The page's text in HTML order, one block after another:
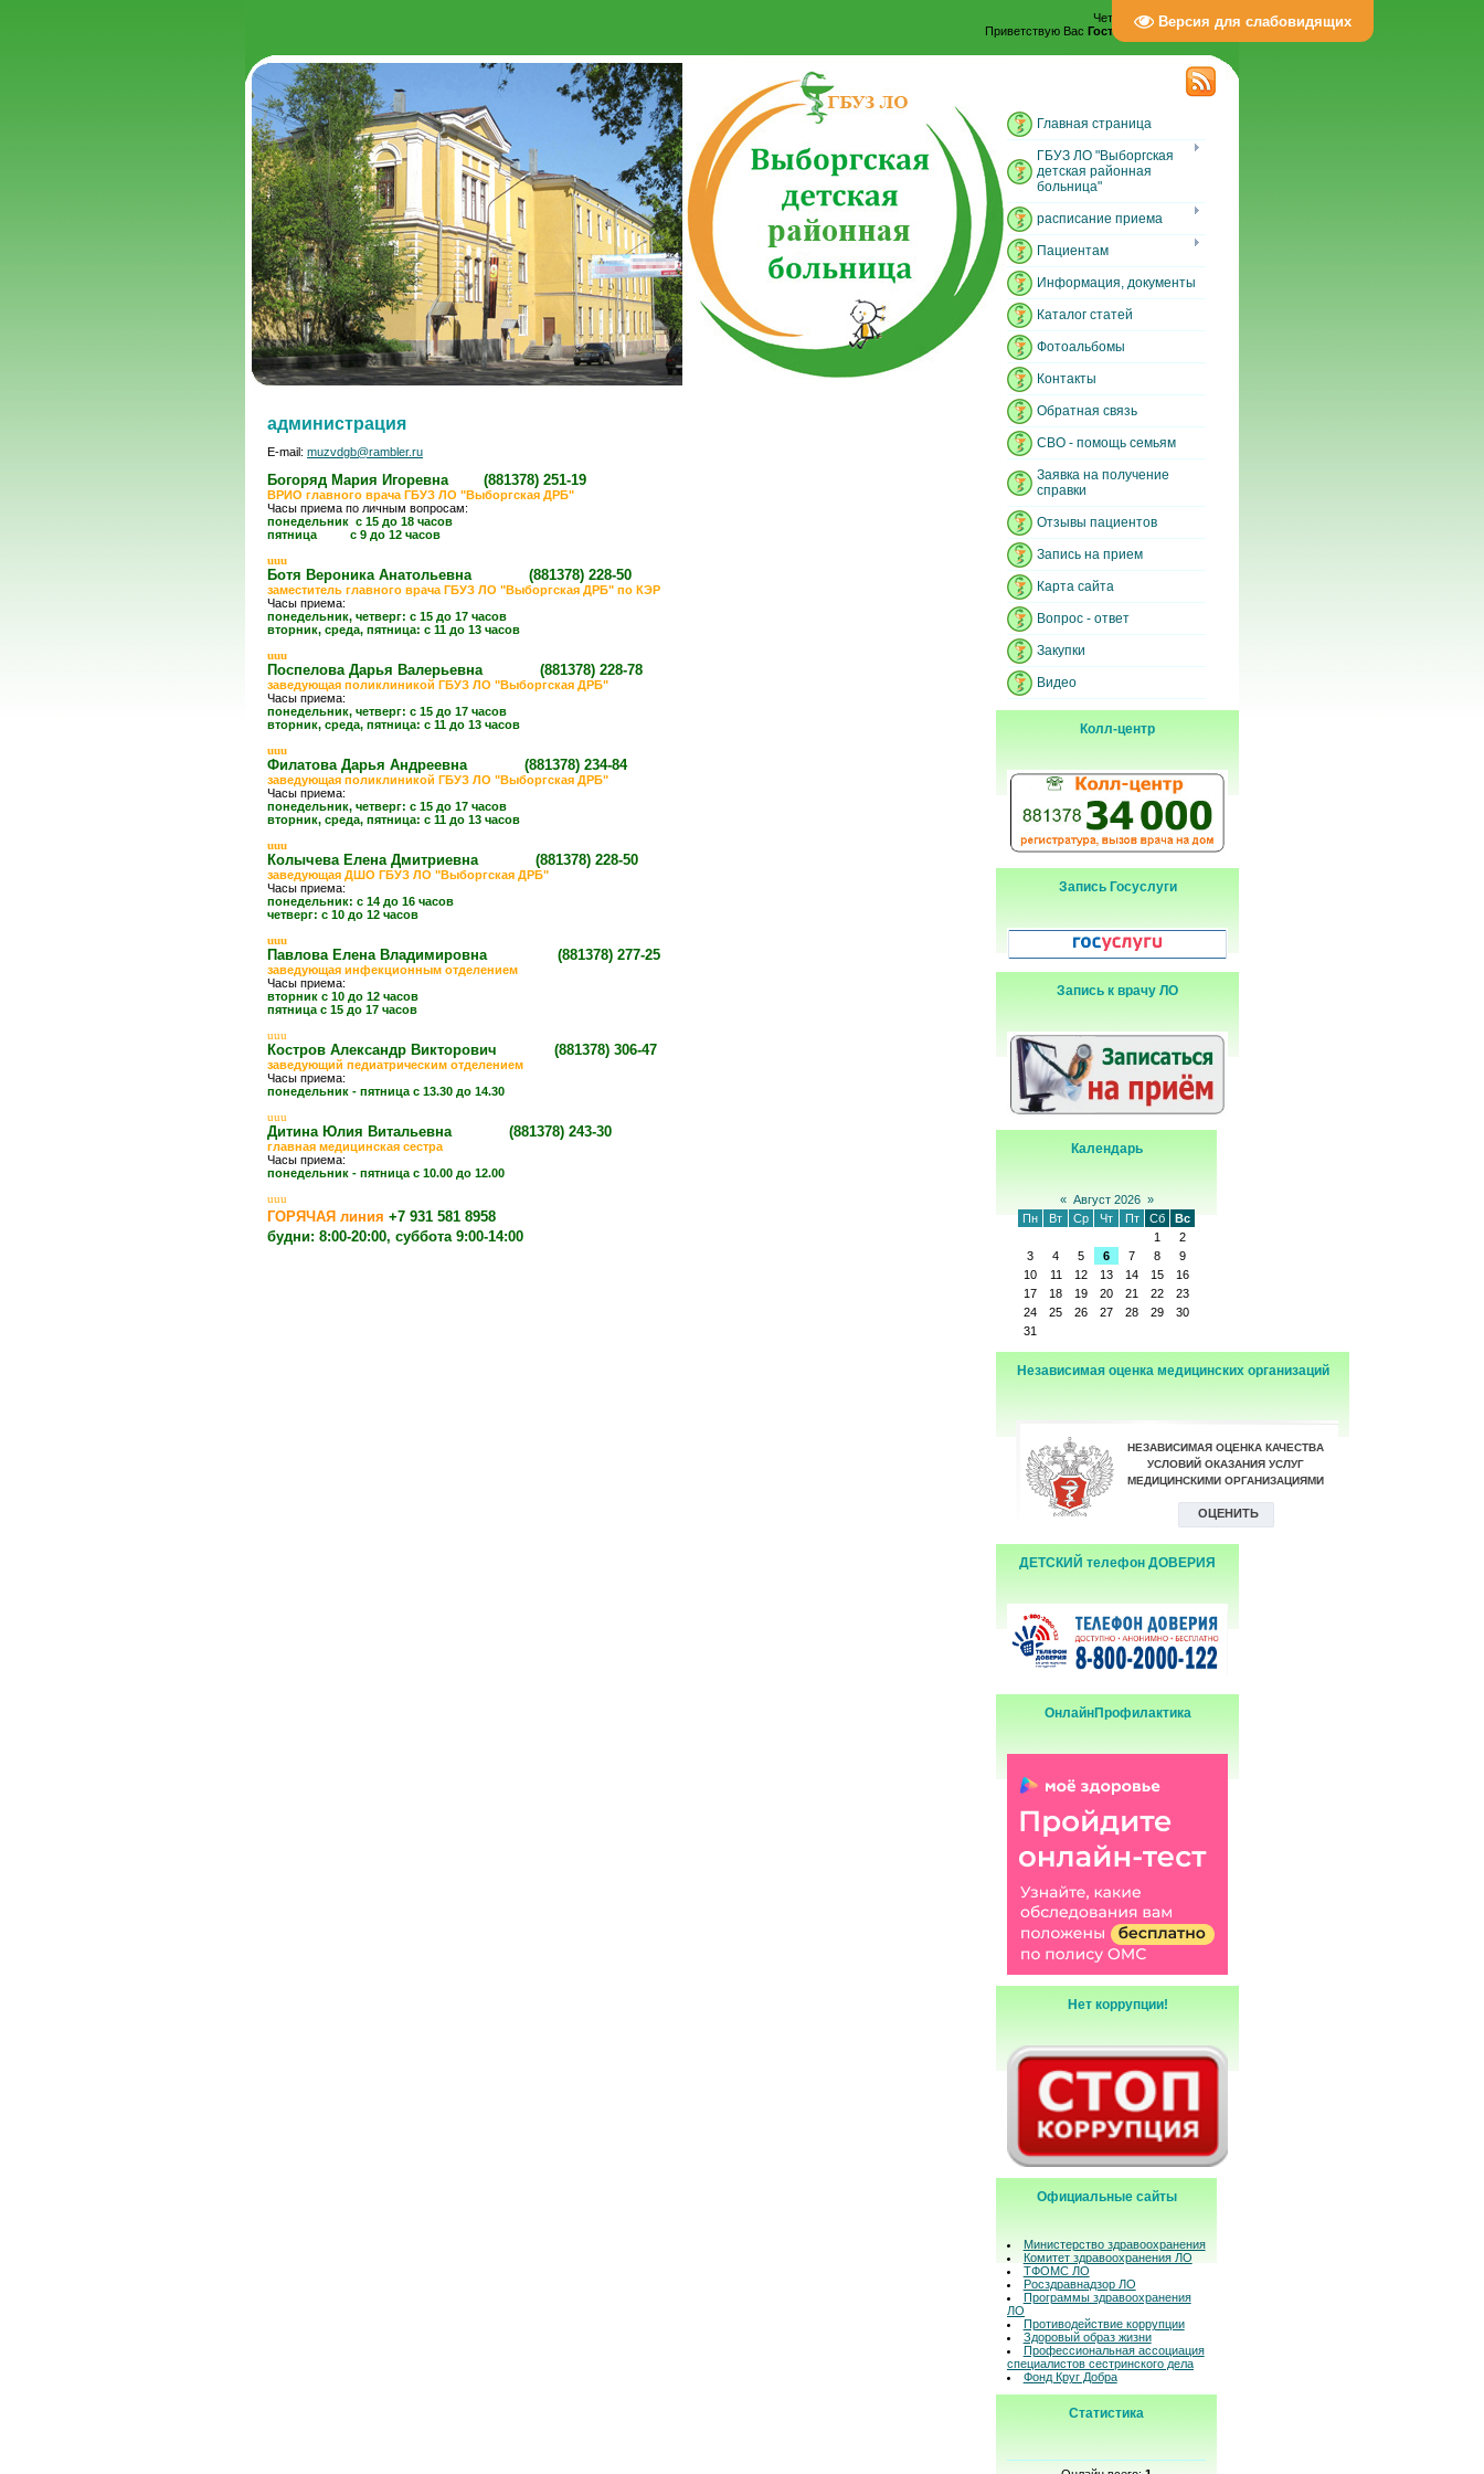
Версия для слабовидящих
Четверг, 06.08.2026, 06:50
Приветствую Вас Гость Регистрация| Вход
администрация
E-mail: muzvdgb@rambler.ru
Богоряд Мария Игоревна (881378) 251-19
ВРИО главного врача ГБУЗ ЛО "Выборгская ДРБ"
Часы приема по личным вопросам:
понедельник с 15 до 18 часов
пятница с 9 до 12 часов
uuu
Ботя Вероника Анатольевна (881378) 228-50
заместитель главного врача ГБУЗ ЛО "Выборгская ДРБ" по КЭР
Часы приема:
понедельник, четверг: с 15 до 17 часов
вторник, среда, пятница: с 11 до 13 часов
uuu
Поспелова Дарья Валерьевна (881378) 228-78
заведующая поликлиникой ГБУЗ ЛО "Выборгская ДРБ"
Часы приема:
понедельник, четверг: с 15 до 17 часов
вторник, среда, пятница: с 11 до 13 часов
uuu
Филатова Дарья Андреевна (881378) 234-84
заведующая поликлиникой ГБУЗ ЛО "Выборгская ДРБ"
Часы приема:
понедельник, четверг: с 15 до 17 часов
вторник, среда, пятница: с 11 до 13 часов
uuu
Колычева Елена Дмитриевна (881378) 228-50
заведующая ДШО ГБУЗ ЛО "Выборгская ДРБ"
Часы приема:
понедельник: с 14 до 16 часов
четверг: с 10 до 12 часов
uuu
Павлова Елена Владимировна (881378) 277-25
заведующая инфекционным отделением
Часы приема:
вторник с 10 до 12 часов
пятница с 15 до 17 часов
uuu
Костров Александр Викторович (881378) 306-47
заведующий педиатрическим отделением
Часы приема:
понедельник - пятница с 13.30 до 14.30
uuu
Дитина Юлия Витальевна (881378) 243-30
главная медицинская сестра
Часы приема:
понедельник - пятница с 10.00 до 12.00
uuu
ГОРЯЧАЯ линия +7 931 581 8958
будни: 8:00-20:00, суббота 9:00-14:00
Главная страница
ГБУЗ ЛО "Выборгская
детская районная
больница"
расписание приема
Пациентам
Информация, документы
Каталог статей
Фотоальбомы
Контакты
Обратная связь
СВО - помощь семьям
Заявка на получение
справки
Отзывы пациентов
Запись на прием
Карта сайта
Вопрос - ответ
Закупки
Видео
Колл-центр
Запись Госуслуги
Запись к врачу ЛО
Календарь
« Август 2026 »
Пн
Вт Ср Чт Пт Сб
Вс
1
2
3
4 5 6 7 8
9
10
11 12 13 14 15
16
17
18 19 20 21 22
23
24
25 26 27 28 29
30
31
Независимая оценка медицинских организаций
ДЕТСКИЙ телефон ДОВЕРИЯ
ОнлайнПрофилактика
Нет коррупции!
Официальные сайты
Министерство здравоохранения
Комитет здравоохранения ЛО
ТФОМС ЛО
Росздравнадзор ЛО
Программы здравоохранения
ЛО
Противодействие коррупции
Здоровый образ жизни
Профессиональная ассоциация
специалистов сестринского дела
Фонд Круг Добра
Статистика